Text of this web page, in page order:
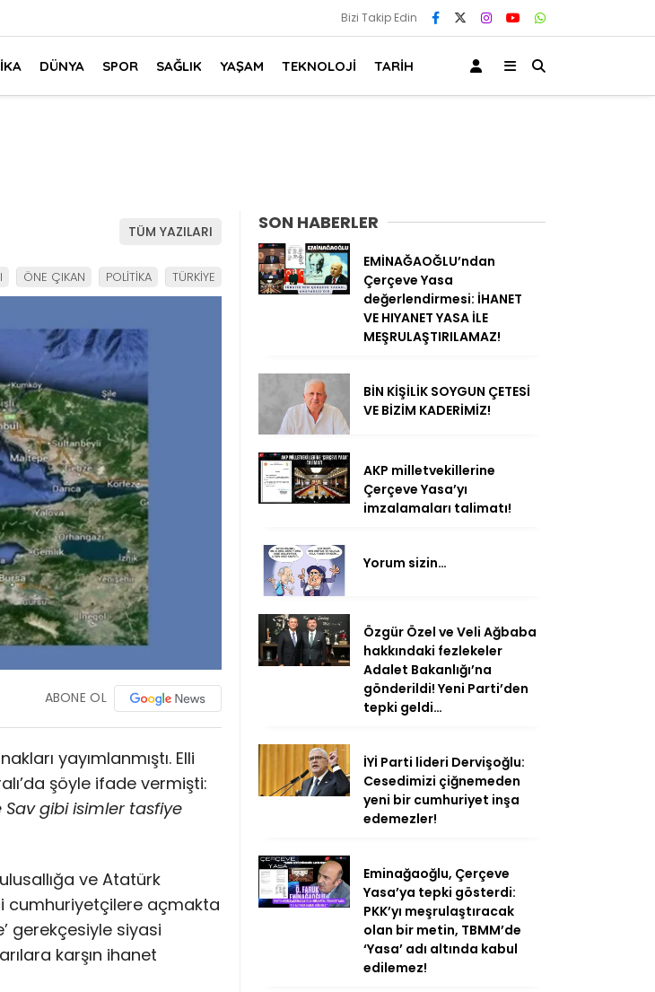
Bizi Takip Edin
DÜNYA SPOR SAĞLIK YAŞAM TEKNOLOJİ TARİH
TÜM YAZILARI
ÖNE ÇIKAN POLİTİKA TÜRKİYE
ABONE OL
yayımlanmıştı. Elli
şöyle ifade vermişti:
Sav gibi isimler tasfiye
ulusallığa ve Atatürk
cumhuriyetçilere açmakta
gerekçesiyle siyasi
karşın ihanet
SON HABERLER
EMİNAĞAOĞLU’ndan
Çerçeve Yasa
değerlendirmesi: İHANET
VE HIYANET YASA İLE
MEŞRULAŞTIRILAMAZ!
BİN KİŞİLİK SOYGUN ÇETESİ
VE BİZİM KADERİMİZ!
AKP milletvekillerine
Çerçeve Yasa’yı
imzalamaları talimatı!
Yorum sizin…
Özgür Özel ve Veli Ağbaba
hakkındaki fezlekeler
Adalet Bakanlığı’na
gönderildi! Yeni Parti’den
tepki geldi…
İYİ Parti lideri Dervişoğlu:
Cesedimizi çiğnemeden
yeni bir cumhuriyet inşa
edemezler!
Eminağaoğlu, Çerçeve
Yasa’ya tepki gösterdi:
PKK’yı meşrulaştıracak
olan bir metin, TBMM’de
‘Yasa’ adı altında kabul
edilemez!